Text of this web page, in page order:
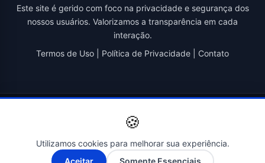
Este site é gerido com foco na privacidade e segurança dos
nossos usuários. Valorizamos a transparência em cada
interação.
Termos de Uso
Política de Privacidade Contato
Novatopnet
A- A+
🍪
Utilizamos cookies para melhorar sua experiência.
Aceitar
Somente Essenciais